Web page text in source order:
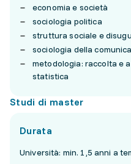
economia e società
sociologia politica
struttura sociale e
sociologia della
metodologia: raccolta e
statistica
Studi di master
Durata
Università: min. 1,5 anni a